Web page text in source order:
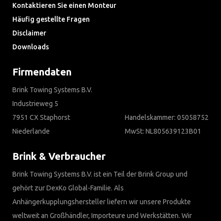
Kontaktieren Sie einen Monteur
Häufig gestellte Fragen
Disclaimer
Downloads
Firmendaten
Brink Towing Systems B.V.
Industrieweg 5
7951 CX Staphorst
Niederlande
Handelskammer: 05058752
MwSt: NL805639123B01
Brink & Verbraucher
Brink Towing Systems B.V. ist ein Teil der Brink Group und
gehört zur DexKo Global-Familie. Als
Anhängerkupplungshersteller liefern wir unsere Produkte
weltweit an Großhändler, Importeure und Werkstätten. Wir